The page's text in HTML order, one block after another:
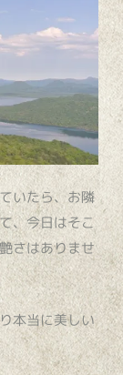
いたら、お隣
、今日はそこ
さはありませ
本当に美しい